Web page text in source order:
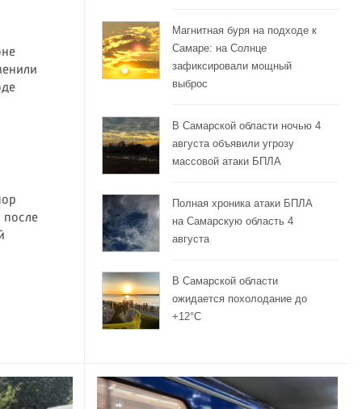
после
Магнитная буря на подходе к
Самаре: на Солнце
зафиксировали мощный
выброс
В Самарской области ночью 4
августа объявили угрозу
массовой атаки БПЛА
Полная хроника атаки БПЛА
на Самарскую область 4
августа
В Самарской области
ожидается похолодание до
+12°C